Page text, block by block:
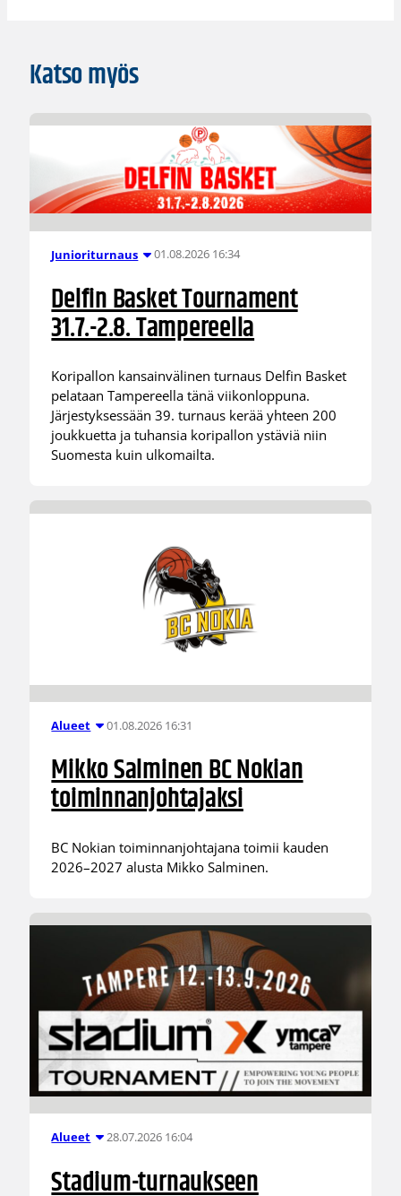
Katso myös
Junioriturnaus 01.08.2026 16:34
Delfin Basket Tournament
31.7.-2.8. Tampereella
Koripallon kansainvälinen turnaus Delfin Basket
pelataan Tampereella tänä viikonloppuna.
Järjestyksessään 39. turnaus kerää yhteen 200
joukkuetta ja tuhansia koripallon ystäviä niin
Suomesta kuin ulkomailta.
Alueet 01.08.2026 16:31
Mikko Salminen BC Nokian
toiminnanjohtajaksi
BC Nokian toiminnanjohtajana toimii kauden
2026–2027 alusta Mikko Salminen.
Alueet 28.07.2026 16:04
Stadium-turnaukseen